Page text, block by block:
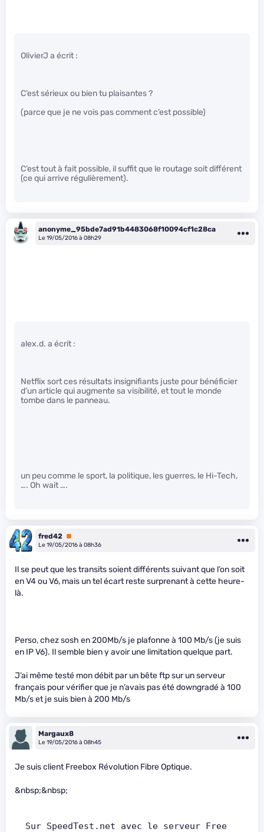
OlivierJ a écrit :
C’est sérieux ou bien tu plaisantes ?
(parce que je ne vois pas comment c’est possible)
C’est tout à fait possible, il suffit que le routage soit différent
(ce qui arrive régulièrement).
anonyme_95bde7ad91b4483068f10094cf1c28ca
Le 19/05/2016 à 08h29
alex.d. a écrit :
Netflix sort ces résultats insignifiants juste pour bénéficier
d’un article qui augmente sa visibilité, et tout le monde
tombe dans le panneau.
un peu comme le sport, la politique, les guerres, le Hi-Tech,
…. Oh wait ….
fred42 Premium
Le 19/05/2016 à 08h36
Il se peut que les transits soient différents suivant que l’on soit
en V4 ou V6, mais un tel écart reste surprenant à cette heure-
là.
Perso, chez sosh en 200Mb/s je plafonne à 100 Mb/s (je suis
en IP V6). Il semble bien y avoir une limitation quelque part.
J’ai même testé mon débit par un bête ftp sur un serveur
français pour vérifier que je n’avais pas été downgradé à 100
Mb/s et je suis bien à 200 Mb/s
Margaux8
Le 19/05/2016 à 08h45
Je suis client Freebox Révolution Fibre Optique.
&nbsp;&nbsp;